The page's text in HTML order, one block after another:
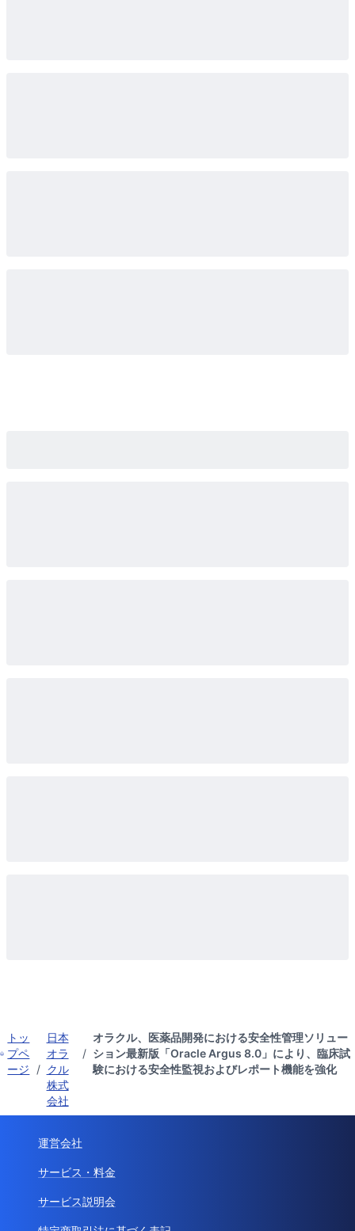
トッ
プペ
ージ
/
日本
オラ
クル
株式
会社
/
オラクル、医薬品開発における安全性管理ソリュー
ション最新版「Oracle Argus 8.0」により、臨床試
験における安全性監視およびレポート機能を強化
運営会社
サービス・料金
サービス説明会